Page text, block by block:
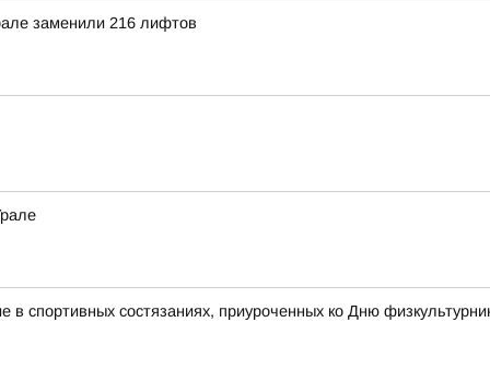
заменили 216 лифтов
спортивных состязаниях, приуроченных ко Дню